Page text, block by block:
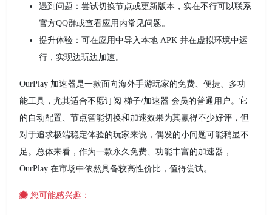
遇到问题：尝试切换节点或更新版本，实在不行可以联系
官方QQ群或查看应用内常见问题。
提升体验：可在应用中导入本地 APK 并在虚拟环境中运
行，实现边玩边加速。
OurPlay 加速器是一款面向海外手游玩家的免费、便捷、多功
能工具，尤其适合不愿订阅 梯子/加速器 会员的普通用户。它
的自动配置、节点智能切换和加速效果为其赢得不少好评，但
对于追求极端稳定体验的玩家来说，偶发的小问题可能稍显不
足。总体来看，作为一款永久免费、功能丰富的加速器，
OurPlay 在市场中依然具备较高性价比，值得尝试。
您可能感兴趣：